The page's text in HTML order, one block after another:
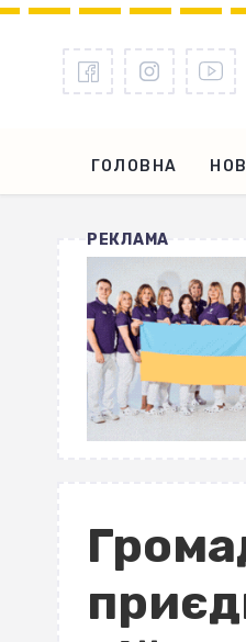
ГОЛОВНА
РЕКЛАМА